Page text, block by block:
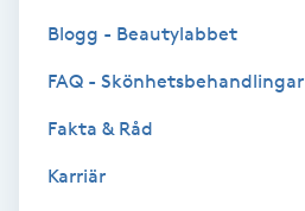
Color correction
Cryoterapi
Blogg - Beautylabbet
FAQ - Skönhetsbehandlingar
Fakta & Råd
Karriär